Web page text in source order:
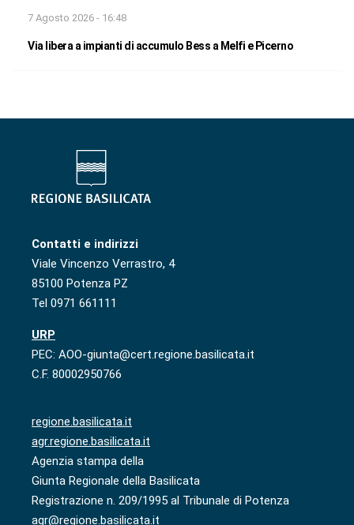
7 Agosto 2026 - 16:48
Via libera a impianti di accumulo Bess a Melfi e Picerno
Contatti e indirizzi
Viale Vincenzo Verrastro, 4
85100 Potenza PZ
Tel 0971 661111
URP
PEC: AOO-giunta@cert.regione.basilicata.it
C.F. 80002950766
regione.basilicata.it
agr.regione.basilicata.it
Agenzia stampa della
Giunta Regionale della Basilicata
Registrazione n. 209/1995 al Tribunale di Potenza
agr@regione.basilicata.it